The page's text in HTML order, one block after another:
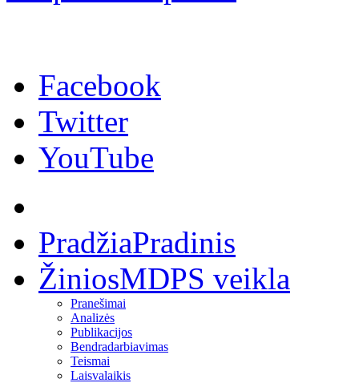
Facebook
Twitter
YouTube
PradžiaPradinis
ŽiniosMDPS veikla
Pranešimai
Analizės
Publikacijos
Bendradarbiavimas
Teismai
Laisvalaikis